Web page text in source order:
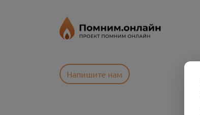
Напишите нам